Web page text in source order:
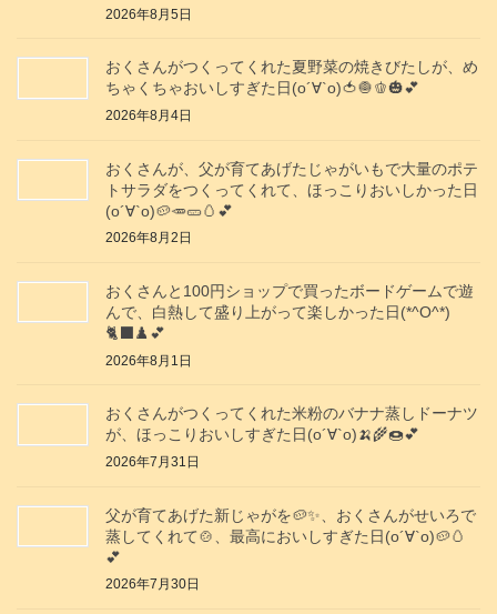
2026年8月5日
おくさんがつくってくれた夏野菜の焼きびたしが、め
ちゃくちゃおいしすぎた日(о´∀`о)🍅🧅🫑🎃💕
2026年8月4日
おくさんが、父が育てあげたじゃがいもで大量のポテ
トサラダをつくってくれて、ほっこりおいしかった日
(о´∀`о)🥔🥕🥒🥚💕
2026年8月2日
おくさんと100円ショップで買ったボードゲームで遊
んで、白熱して盛り上がって楽しかった日(*^O^*)
🐈‍⬛♟️💕
2026年8月1日
おくさんがつくってくれた米粉のバナナ蒸しドーナツ
が、ほっこりおいしすぎた日(о´∀`о)🍌🌾🍩💕
2026年7月31日
父が育てあげた新じゃがを🥔✨️、おくさんがせいろで
蒸してくれて🍲、最高においしすぎた日(о´∀`о)🥔🥚
💕
2026年7月30日